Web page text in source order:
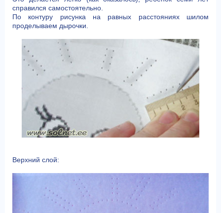
справился самостоятельно.
По контуру рисунка на равных расстояниях шилом
проделываем дырочки.
Верхний слой: